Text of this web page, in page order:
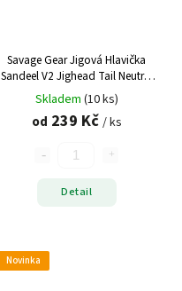
Savage Gear Jigová Hlavička
Sandeel V2 Jighead Tail Neutral
3 ks
Skladem (10 ks)
od 239 Kč / ks
Detail
Novinka